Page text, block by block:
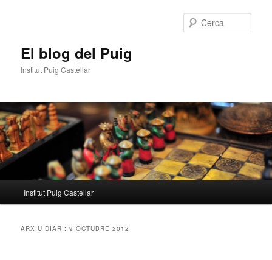
El blog del Puig
Institut Puig Castellar
principal
Institut Puig Castellar
ARXIU DIARI:9 OCTUBRE 2012